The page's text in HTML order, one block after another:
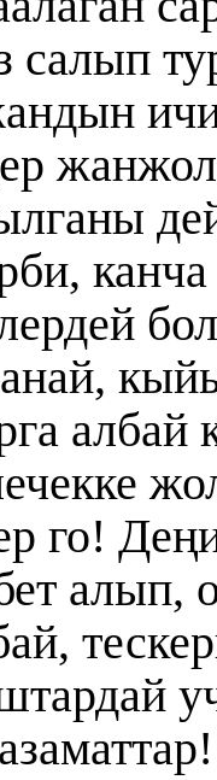
салып
албай
го!
алып,